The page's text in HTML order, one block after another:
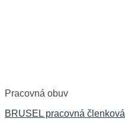
Pracovná obuv
BRUSEL pracovná členková